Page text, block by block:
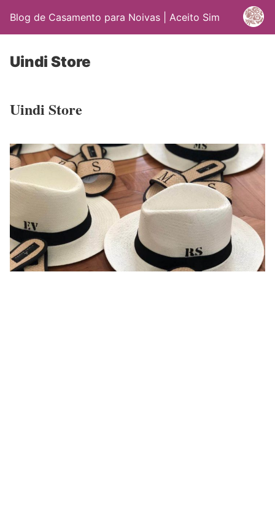
Blog de Casamento para Noivas | Aceito Sim
Uindi Store
Uindi Store